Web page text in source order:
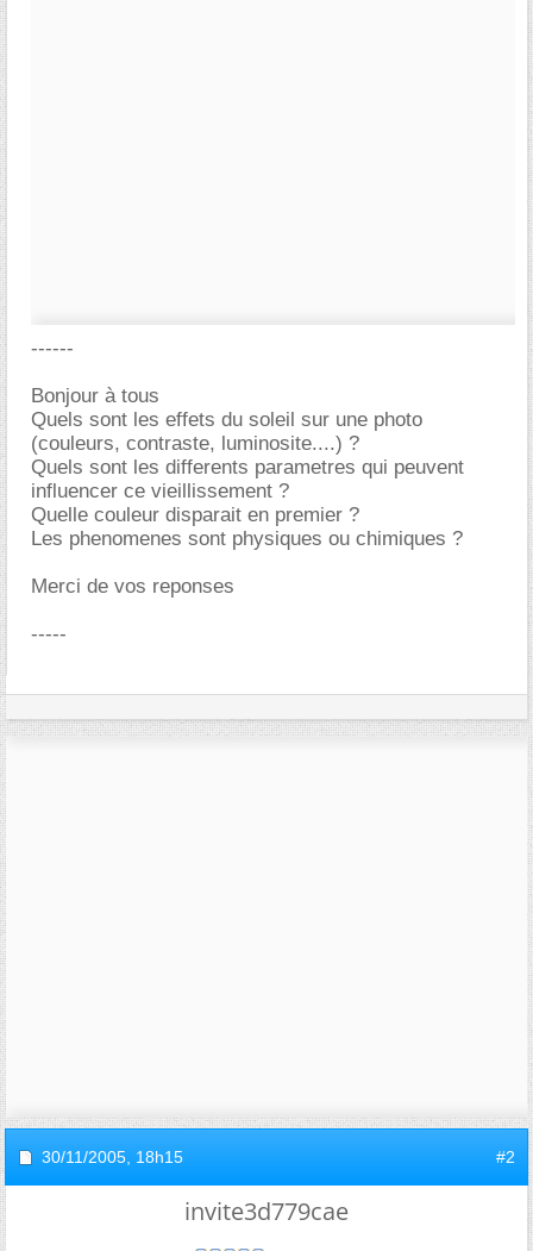
------
Bonjour à tous
Quels sont les effets du soleil sur une photo
(couleurs, contraste, luminosite....) ?
Quels sont les differents parametres qui peuvent
influencer ce vieillissement ?
Quelle couleur disparait en premier ?
Les phenomenes sont physiques ou chimiques ?
Merci de vos reponses
-----
30/11/2005, 18h15 #2
invite3d779cae